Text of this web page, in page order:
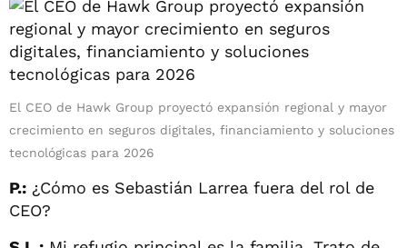
El CEO de Hawk Group proyectó expansión regional y mayor
crecimiento en seguros digitales, financiamiento y soluciones
tecnológicas para 2026
P.: ¿Cómo es Sebastián Larrea fuera del rol de
CEO?